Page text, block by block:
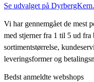
Se udvalget på
Vi har gennemgået de mest
med stjerner fra 1 til 5 ud fra
sortimentstørrelse,
leveringsformer og
Bedst anmeldte webshops